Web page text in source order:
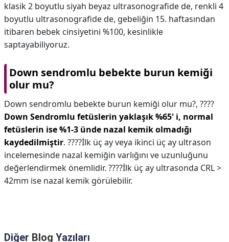
klasik 2 boyutlu siyah beyaz ultrasonografide de, renkli 4
boyutlu ultrasonografide de, gebeliğin 15. haftasından
itibaren bebek cinsiyetini %100, kesinlikle
saptayabiliyoruz.
Down sendromlu bebekte burun kemiği
olur mu?
Down sendromlu bebekte burun kemiği olur mu?, ????
Down Sendromlu fetüslerin yaklaşık %65' i, normal
fetüslerin ise %1-3 ünde nazal kemik olmadığı
kaydedilmiştir. ????İlk üç ay veya ikinci üç ay ultrason
incelemesinde nazal kemiğin varlığını ve uzunluğunu
değerlendirmek önemlidir. ????İlk üç ay ultrasonda CRL >
42mm ise nazal kemik görülebilir.
Diğer Blog Yazıları